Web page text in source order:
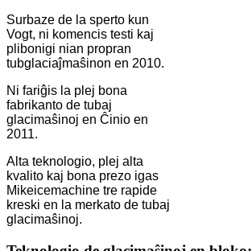
Surbaze de la sperto kun
Vogt, ni komencis testi kaj
plibonigi nian propran
tubglaciaĵmaŝinon en 2010.
Ni fariĝis la plej bona
fabrikanto de tubaj
glacimaŝinoj en Ĉinio en
2011.
Alta teknologio, plej alta
kvalito kaj bona prezo igas
Mikeicemachine tre rapide
kreski en la merkato de tubaj
glacimaŝinoj.